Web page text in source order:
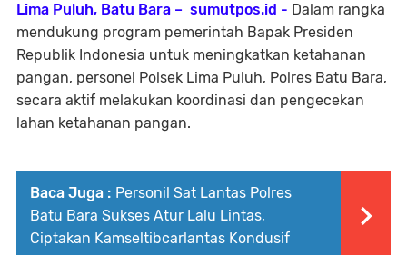
Lima Puluh, Batu Bara – sumutpos.id - Dalam rangka
mendukung program pemerintah Bapak Presiden
Republik Indonesia untuk meningkatkan ketahanan
pangan, personel Polsek Lima Puluh, Polres Batu Bara,
secara aktif melakukan koordinasi dan pengecekan
lahan ketahanan pangan.
Baca Juga : Personil Sat Lantas Polres
Batu Bara Sukses Atur Lalu Lintas,
Ciptakan Kamseltibcarlantas Kondusif